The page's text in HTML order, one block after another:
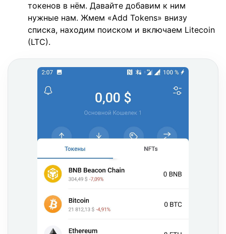
токенов в нём. Давайте добавим к ним
нужные нам. Жмем «Add Tokens» внизу
списка, находим поиском и включаем Litecoin
(LTC).